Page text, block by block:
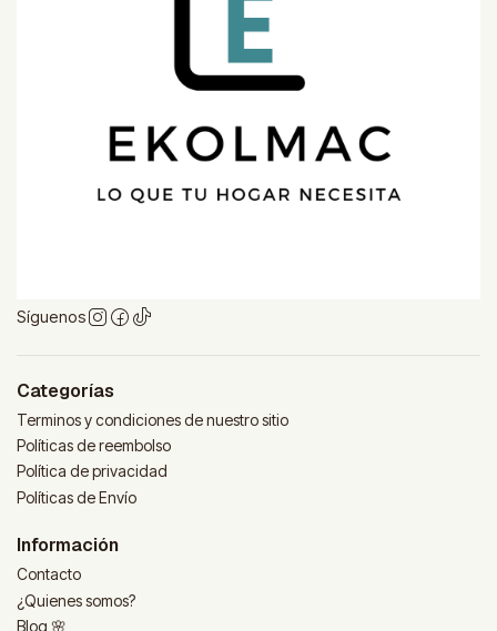
Síguenos
Categorías
Terminos y condiciones de nuestro sitio
Políticas de reembolso
Política de privacidad
Políticas de Envío
Información
Contacto
¿Quienes somos?
Blog 🌸